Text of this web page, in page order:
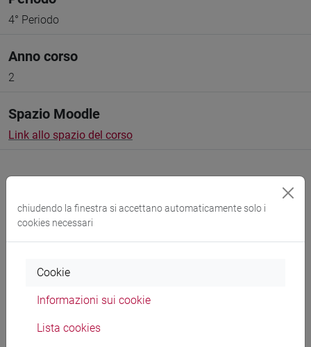
4° Periodo
Anno corso
2
Spazio Moodle
Link allo spazio del corso
Docenti e corsi di laurea
chiudendo la finestra si accettano automaticamente solo i
cookies necessari
Cookie
Informazioni sui cookie
Lista cookies